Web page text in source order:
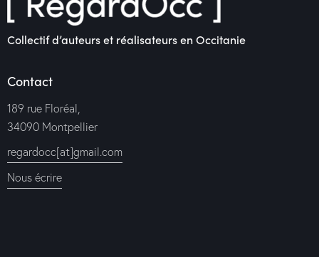
Collectif d’auteurs et réalisateurs en Occitanie
Contact
189 rue Floréal,
34090 Montpellier
regardocc[at]gmail.com
Nous écrire